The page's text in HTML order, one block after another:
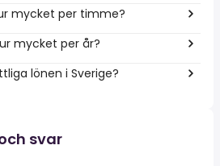
mycket per timme?
mycket per år?
lönen i Sverige?
svar